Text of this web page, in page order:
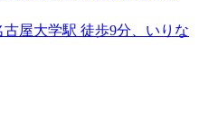
屋大学駅 徒歩9分、いりな